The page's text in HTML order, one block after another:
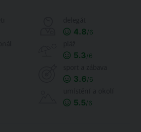
4.8/6
5.3/6
3.6/6
5.5/6